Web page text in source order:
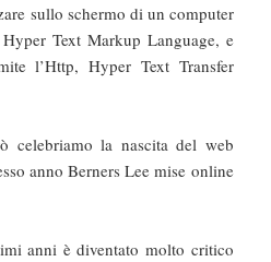
sullo schermo di un computer
Text Markup Language, e
l’Http, Hyper Text Transfer
celebriamo la nascita del web
anno Berners Lee mise online
anni è diventato molto critico